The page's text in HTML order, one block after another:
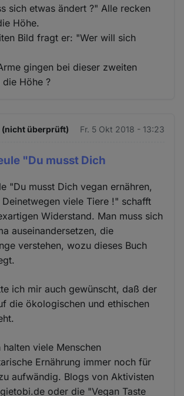
sich etwas ändert ?" Alle recken
Höhe.
Bild fragt er: "Wer will sich
gingen bei dieser zweiten
Höhe ?
(nicht überprüft) Fr. 5 Okt 2018 - 13:23
"Du musst Dich
"Du musst Dich vegan ernähren,
viele Tiere !" schafft
Widerstand. Man muss sich
auseinandersetzen, die
verstehen, wozu dieses Buch
ich mir auch gewünscht, daß der
die ökologischen und ethischen
halten viele Menschen
Ernährung immer noch für
aufwändig. Blogs von Aktivisten
oder die "Vegan Taste